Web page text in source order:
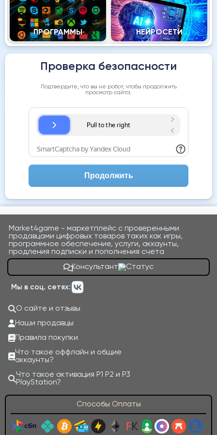
ПРОГРАММЫ НЕЙРОСЕТИ
Проверка безопасности
Подтвердите, что вы не робот, чтобы продолжить
просмотр сайта.
Продолжить
Market4game - маркетплейс с проверенными
продавцами цифровых товаров таких как игры,
программное обеспечение, услуги, аккаунты,
продления подписки и пополнения счета
Консультант
Мы в соц. сетях:
О сайте и отзывы
Наши продавцы
Правила покупки
Что такое оффлайн и общие
аккаунты?
Что такое активация P1 P2 и P3
PlayStation?
Способы Оплаты